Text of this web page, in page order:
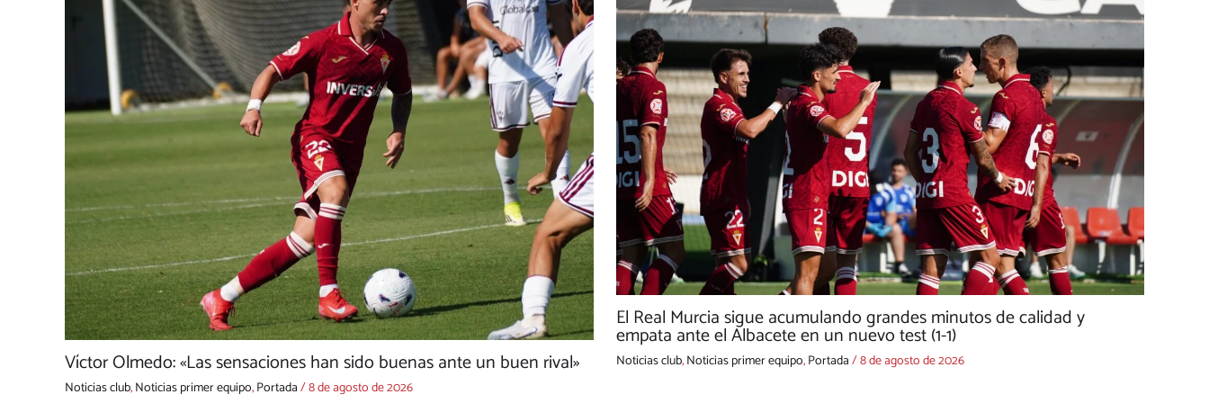
Víctor Olmedo: «Las sensaciones han sido buenas ante un buen rival»
Noticias club,Noticias primer equipo,Portada/8 de agosto de 2026
El Real Murcia sigue acumulando grandes minutos de calidad y
empata ante el Albacete en un nuevo test (1-1)
Noticias club,Noticias primer equipo,Portada/8 de agosto de 2026